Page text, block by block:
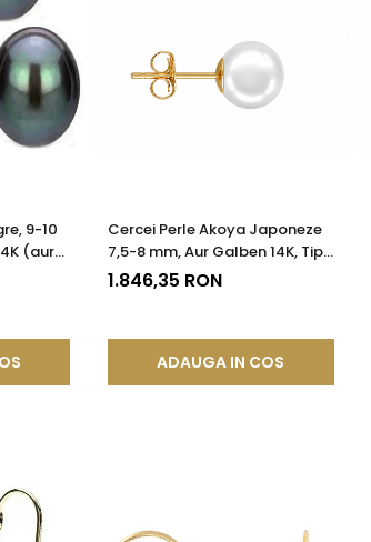
9-10
(aur
Cercei Perle Akoya Japoneze
7,5-8 mm, Aur Galben 14K, Tip
Șurub - Calitate AAA+ |
KASKADDA®
1.846,35 RON
ADAUGA IN COS